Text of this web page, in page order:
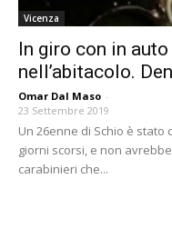
Vicenza
In giro con in
nell’abitacolo.
Omar Dal Maso -
23 Settembre 2019
Un 26enne di Schio è
giorni scorsi, e non
carabinieri che...